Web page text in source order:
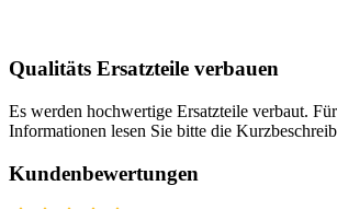
Qualitäts Ersatzteile verbauen
Es werden hochwertige Ersatzteile verbaut.
Informationen lesen Sie bitte die
Kundenbewertungen